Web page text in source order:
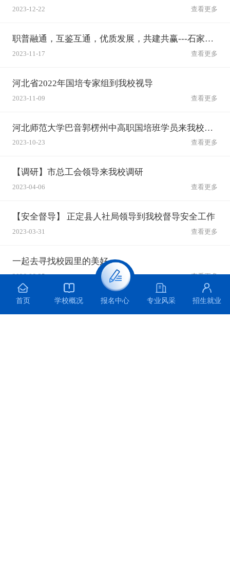
2023-12-22 查看更多
职普融通，互鉴互通，优质发展，共建共赢---石家庄市远航校长培训班十一组来我校交流参观
2023-11-17 查看更多
河北省2022年国培专家组到我校视导
2023-11-09 查看更多
河北师范大学巴音郭楞州中高职国培班学员来我校参观学习
2023-10-23 查看更多
【调研】市总工会领导来我校调研
2023-04-06 查看更多
【安全督导】 正定县人社局领导到我校督导安全工作
2023-03-31 查看更多
一起去寻找校园里的美好
2026-06-25 查看更多
主题宣讲 | 青春无毒 向阳而生 ——石家庄装备制造学校开展防范青少年药物滥用主题宣讲活动
首页 学校概况 报名中心 专业风采 招生就业